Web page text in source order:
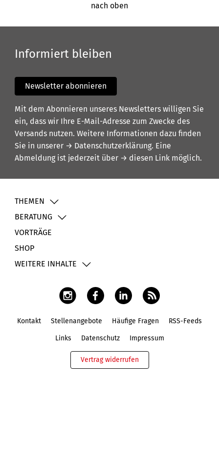
nach oben
Informiert bleiben
Newsletter abonnieren
Mit dem Abonnieren unseres Newsletters willigen Sie
ein, dass wir Ihre E-Mail-Adresse zum Zwecke des
Versands nutzen. Weitere Informationen dazu finden
Sie in unserer → Datenschutzerklärung. Eine
Abmeldung ist jederzeit über → diesen Link möglich.
THEMEN
BERATUNG
VORTRÄGE
SHOP
WEITERE INHALTE
Kontakt Stellenangebote Häufige Fragen RSS-Feeds
Links Datenschutz Impressum
Vertrag widerrufen